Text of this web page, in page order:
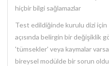
hiçbir bilgi sağlamazlar
Test edildiğinde kurulu dizi için
açısında belirgin bir değişiklik
'tümsekler' veya kaymalar
bireysel modülde bir sorun